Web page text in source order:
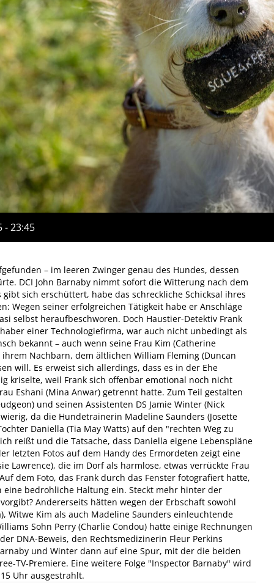
- 23:45
– im leeren Zwinger genau des Hundes, dessen
DCI John Barnaby nimmt sofort die Witterung nach dem
sich erschüttert, habe das schreckliche Schicksal ihres
Wegen seiner erfolgreichen Tätigkeit habe er Anschläge
selbst heraufbeschworen. Doch Haustier-Detektiv Frank
einer Technologiefirma, war auch nicht unbedingt als
bekannt – auch wenn seine Frau Kim (Catherine
Nachbarn, dem ältlichen William Fleming (Duncan
will. Es erweist sich allerdings, dass es in der Ehe
kriselte, weil Frank sich offenbar emotional noch nicht
Eshani (Mina Anwar) getrennt hatte. Zum Teil gestalten
und seinen Assistenten DS Jamie Winter (Nick
da die Hundetrainerin Madeline Saunders (Josette
Daniella (Tia May Watts) auf den "rechten Weg zu
reißt und die Tatsache, dass Daniella eigene Lebenspläne
letzten Fotos auf dem Handy des Ermordeten zeigt eine
Lawrence), die im Dorf als harmlose, etwas verrückte Frau
dem Foto, das Frank durch das Fenster fotografiert hatte,
bedrohliche Haltung ein. Steckt mehr hinter der
Andererseits hätten wegen der Erbschaft sowohl
Witwe Kim als auch Madeline Saunders einleuchtende
Sohn Perry (Charlie Condou) hatte einige Rechnungen
DNA-Beweis, den Rechtsmedizinerin Fleur Perkins
und Winter dann auf eine Spur, mit der die beiden
TV-Premiere. Eine weitere Folge "Inspector Barnaby" wird
Uhr ausgestrahlt.